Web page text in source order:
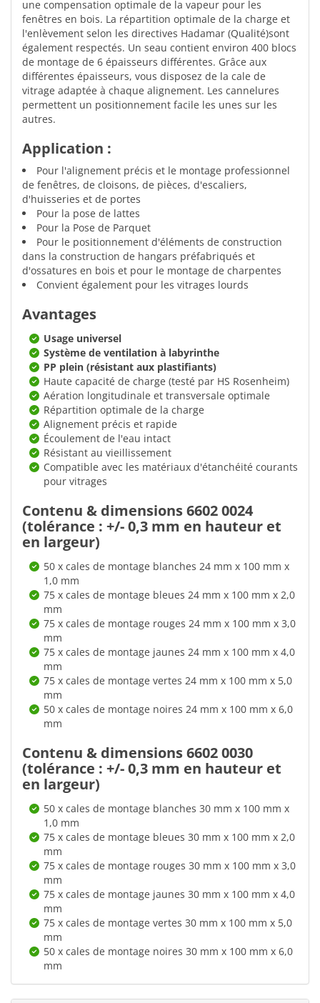
une compensation optimale de la vapeur pour les
fenêtres en bois. La répartition optimale de la charge et
l'enlèvement selon les directives Hadamar (Qualité)sont
également respectés. Un seau contient environ 400 blocs
de montage de 6 épaisseurs différentes. Grâce aux
différentes épaisseurs, vous disposez de la cale de
vitrage adaptée à chaque alignement. Les cannelures
permettent un positionnement facile les unes sur les
autres.
Application :
Pour l'alignement précis et le montage professionnel
de fenêtres, de cloisons, de pièces, d'escaliers,
d'huisseries et de portes
Pour la pose de lattes
Pour la Pose de Parquet
Pour le positionnement d'éléments de construction
dans la construction de hangars préfabriqués et
d'ossatures en bois et pour le montage de charpentes
Convient également pour les vitrages lourds
Avantages
Usage universel
Système de ventilation à labyrinthe
PP plein (résistant aux plastifiants)
Haute capacité de charge (testé par HS Rosenheim)
Aération longitudinale et transversale optimale
Répartition optimale de la charge
Alignement précis et rapide
Écoulement de l'eau intact
Résistant au vieillissement
Compatible avec les matériaux d'étanchéité courants
pour vitrages
Contenu & dimensions 6602 0024
(tolérance : +/- 0,3 mm en hauteur et
en largeur)
50 x cales de montage blanches 24 mm x 100 mm x
1,0 mm
75 x cales de montage bleues 24 mm x 100 mm x 2,0
mm
75 x cales de montage rouges 24 mm x 100 mm x 3,0
mm
75 x cales de montage jaunes 24 mm x 100 mm x 4,0
mm
75 x cales de montage vertes 24 mm x 100 mm x 5,0
mm
50 x cales de montage noires 24 mm x 100 mm x 6,0
mm
Contenu & dimensions 6602 0030
(tolérance : +/- 0,3 mm en hauteur et
en largeur)
50 x cales de montage blanches 30 mm x 100 mm x
1,0 mm
75 x cales de montage bleues 30 mm x 100 mm x 2,0
mm
75 x cales de montage rouges 30 mm x 100 mm x 3,0
mm
75 x cales de montage jaunes 30 mm x 100 mm x 4,0
mm
75 x cales de montage vertes 30 mm x 100 mm x 5,0
mm
50 x cales de montage noires 30 mm x 100 mm x 6,0
mm